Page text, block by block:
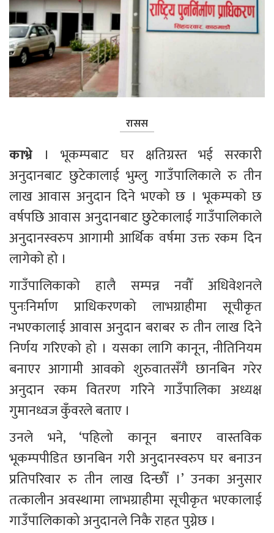
रासस
काभ्रे । भूकम्पबाट घर क्षतिग्रस्त भई सरकारी
अनुदानबाट छुटेकालाई भुम्लु गाउँपालिकाले रु तीन
लाख आवास अनुदान दिने भएको छ । भूकम्पको छ
वर्षपछि आवास अनुदानबाट छुटेकालाई गाउँपालिकाले
अनुदानस्वरुप आगामी आर्थिक वर्षमा उक्त रकम दिन
लागेको हो ।
गाउँपालिकाको हालै सम्पन्न नवौँ अधिवेशनले
पुनःनिर्माण प्राधिकरणको लाभग्राहीमा सूचीकृत
नभएकालाई आवास अनुदान बराबर रु तीन लाख दिने
निर्णय गरिएको हो । यसका लागि कानून, नीतिनियम
बनाएर आगामी आवको शुरुवातसँगै छानबिन गरेर
अनुदान रकम वितरण गरिने गाउँपालिका अध्यक्ष
गुमानध्वज कुँवरले बताए ।
उनले भने, ‘पहिलो कानून बनाएर वास्तविक
भूकम्पपीडित छानबिन गरी अनुदानस्वरुप घर बनाउन
प्रतिपरिवार रु तीन लाख दिन्छौँ ।’ उनका अनुसार
तत्कालीन अवस्थामा लाभग्राहीमा सूचीकृत भएकालाई
गाउँपालिकाको अनुदानले निकै राहत पुग्नेछ ।